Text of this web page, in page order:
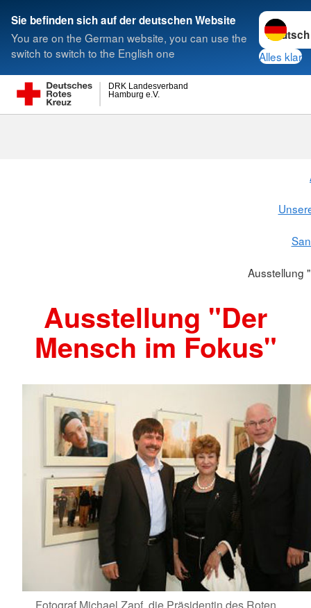
Sie befinden sich auf der deutschen Website
You are on the German website, you can use the
switch to switch to the English one
Sprache
Alles klar
Hamburg e.V.
DRK Landesverband
Suche
Ausstellung
Ausstellung "Der
Mensch im Fokus"